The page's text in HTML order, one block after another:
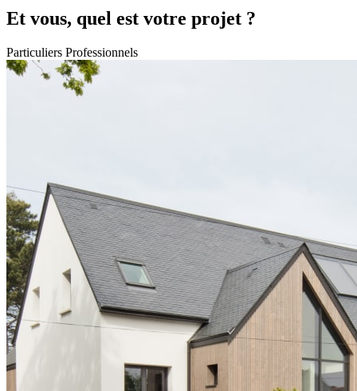
Et vous, quel est votre projet ?
Particuliers Professionnels